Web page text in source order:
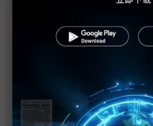
永光化學瞄準AI與智慧座艙的
志聖緊貼面板產業 G2C+提出
TSLG耐落 扣件防鬆價值解決